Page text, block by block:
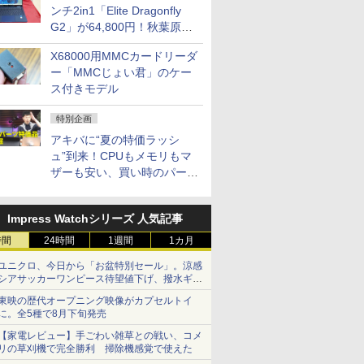
ンチ2in1「Elite Dragonfly
G2」が64,800円！秋葉原で
中古PCセール
X68000用MMCカードリーダ
ー「MMCじょい君」のケー
ス付きモデル
特別企画
アキバに“夏の特価ラッシ
ュ”到来！CPUもメモリもマ
ザーも安い、買い時のパーツ
Impress Watchシリーズ 人気記事
24時間 1週間 1カ月
ニクロ、今日から「お盆特別セール」。涼感
アサッカーワンピース待望値下げ、撥水ギア
ョーツは1990円に
映の歴代オープニング映像がカプセルトイ
。全5種で8月下旬発売
家電レビュー】手ごわい雑草との戦い、コメ
の草刈機で完全勝利 掃除機感覚で使えた